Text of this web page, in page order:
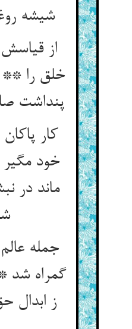
از
خلق را
پنداشت
کار
خود
ماند در
جمله
گمراه
ز ابدال